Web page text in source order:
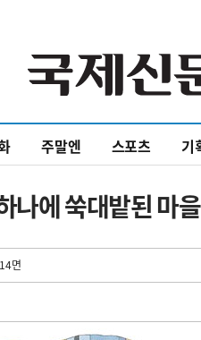
주말엔 스포츠 기
나에 쑥대밭된 마을
면